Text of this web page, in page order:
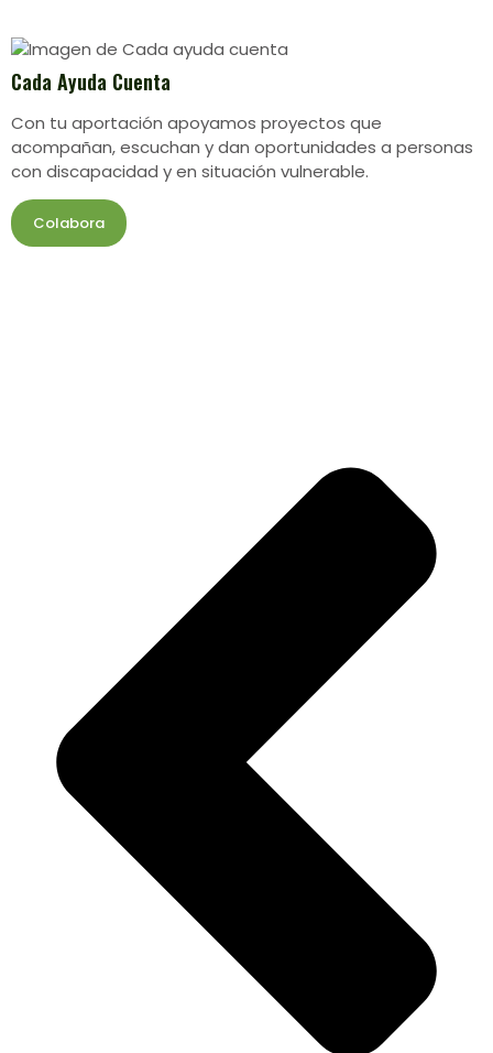
Cada Ayuda Cuenta
Con tu aportación apoyamos proyectos que
acompañan, escuchan y dan oportunidades a personas
con discapacidad y en situación vulnerable.
Colabora